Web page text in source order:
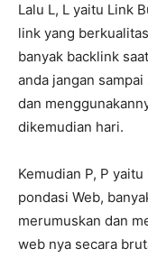
Lalu L, L yaitu Link
link yang
banyak backlink
anda jangan
dan
dikemudian hari.
Kemudian P, P
pondasi Web,
merumuskan dan
web nya secara